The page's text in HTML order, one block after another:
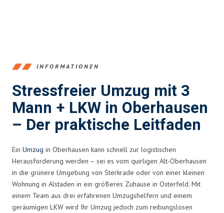
INFORMATIONEN
Stressfreier Umzug mit 3
Mann + LKW in Oberhausen
– Der praktische Leitfaden
Ein Umzug in Oberhausen kann schnell zur logistischen
Herausforderung werden – sei es vom quirligen Alt-Oberhausen
in die grünere Umgebung von Sterkrade oder von einer kleinen
Wohnung in Alstaden in ein größeres Zuhause in Osterfeld. Mit
einem Team aus drei erfahrenen Umzugshelfern und einem
geräumigen LKW wird Ihr Umzug jedoch zum reibungslosen